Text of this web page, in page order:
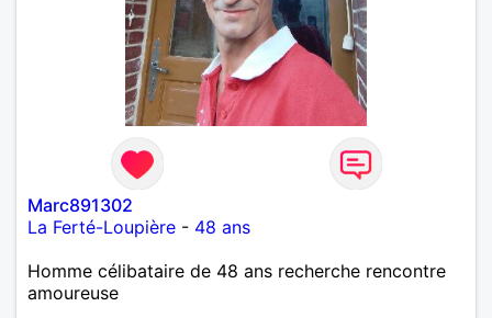
Marc891302
La Ferté-Loupière - 48 ans
Homme célibataire de 48 ans recherche rencontre
amoureuse